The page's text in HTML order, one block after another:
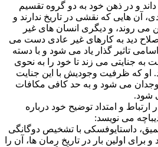
و در ذهن خود به دو گروه تقسیم
آن هایی که نقشی در تاریخ ندارند و
می روند، و دیگری انسان های غیر
دید به کارهای غیر عادی دست می
تاثیر گذار یاد می شود و با دسته
به جنایتی می زند تا خود را به نحوی
او که ظرفیت وجودیش با این جنایت
می شود و به حد کافی مکافات
شود.
و امتداد توضیح خود درباره
می نویسد:
داستایوفسکی با تشخیص دوگانگی
اولین بار در تاریخ رمان ها، آن را